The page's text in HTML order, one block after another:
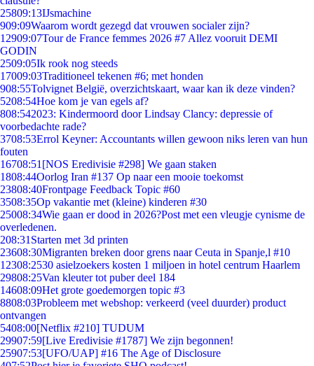
25809:13IJsmachine
909:09Waarom wordt gezegd dat vrouwen socialer zijn?
12909:07Tour de France femmes 2026 #7 Allez vooruit DEMI
GODIN
2509:05Ik rook nog steeds
17009:03Traditioneel tekenen #6; met honden
908:55Tolvignet België, overzichtskaart, waar kan ik deze vinden?
5208:54Hoe kom je van egels af?
808:542023: Kindermoord door Lindsay Clancy: depressie of
voorbedachte rade?
3708:53Errol Keyner: Accountants willen gewoon niks leren van hun
fouten
16708:51 [NOS Eredivisie #298] We gaan staken
1808:44Oorlog Iran #137 Op naar een mooie toekomst
23808:40Frontpage Feedback Topic #60
3508:35Op vakantie met (kleine) kinderen #30
25008:34Wie gaan er dood in 2026?Post met een vleugje cynisme de
overledenen.
208:31 Starten met 3d printen
23608:30Migranten breken door grens naar Ceuta in Spanje,l #10
12308:2530 asielzoekers kosten 1 miljoen in hotel centrum Haarlem
29808:25Van kleuter tot puber deel 184
14608:09Het grote goedemorgen topic #3
8808:03Probleem met webshop: verkeerd (veel duurder) product
ontvangen
5408:00[Netflix #210] TUDUM
29907:59[Live Eredivisie #1787] We zijn begonnen!
25907:53[UFO/UAP] #16 The Age of Disclosure